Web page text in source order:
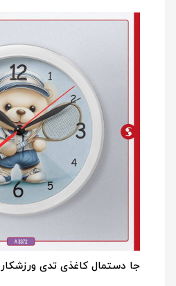
جا دستمال کاغذی تدی ورزشکار